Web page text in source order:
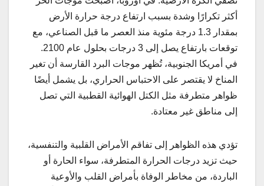
أكثر تكرارًا وشدة بسبب ارتفاع درجة حرارة الأرض
بمقدار 1.3 درجة مئوية منذ العصر ما قبل الصناعي، مع
توقعات بارتفاع يصل إلى 3 درجات بحلول عام 2100.
في أمريكا الجنوبية، تُظهر موجات البرد القارسة أن تغير
المناخ لا يقتصر على الاحتباس الحراري، بل يشمل أيضًا
ظواهر متطرفة مثل الكتل الهوائية القطبية التي تصل
إلى مناطق غير معتادة.
تؤدي هذه الظواهر إلى تفاقم الأمراض القلبية والتنفسية،
حيث تزيد درجات الحرارة المتطرفة، سواء الحارة أو
الباردة، من مخاطر الوفاة بأمراض القلب والأوعية